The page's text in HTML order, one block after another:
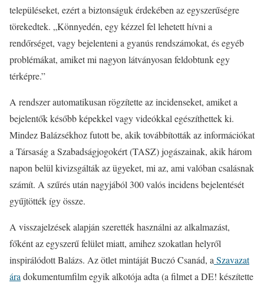
településeket, ezért a biztonságuk érdekében az egyszerűségre
törekedtek. „Könnyedén, egy kézzel fel lehetett hívni a
rendőrséget, vagy bejelenteni a gyanús rendszámokat, és egyéb
problémákat, amiket mi nagyon látványosan feldobtunk egy
térképre.”
A rendszer automatikusan rögzítette az incidenseket, amiket a
bejelentők később képekkel vagy videókkal egészíthettek ki.
Mindez Balázsékhoz futott be, akik továbbították az információkat
a Társaság a Szabadságjogokért (TASZ) jogászainak, akik három
napon belül kivizsgálták az ügyeket, mi az, ami valóban csalásnak
számít. A szűrés után nagyjából 300 valós incidens bejelentését
gyűjtötték így össze.
A visszajelzések alapján szerették használni az alkalmazást,
főként az egyszerű felület miatt, amihez szokatlan helyről
inspirálódott Balázs. Az ötlet mintáját Buczó Csanád, a Szavazat
ára dokumentumfilm egyik alkotója adta (a filmet a DE! készítette